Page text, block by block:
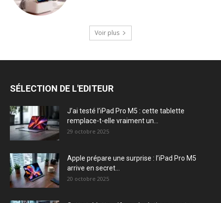
Voir plus
SÉLECTION DE L'EDITEUR
J’ai testé l’iPad Pro M5 : cette tablette
remplace-t-elle vraiment un...
29 octobre 2025
Apple prépare une surprise : l’iPad Pro M5
arrive en secret...
20 octobre 2025